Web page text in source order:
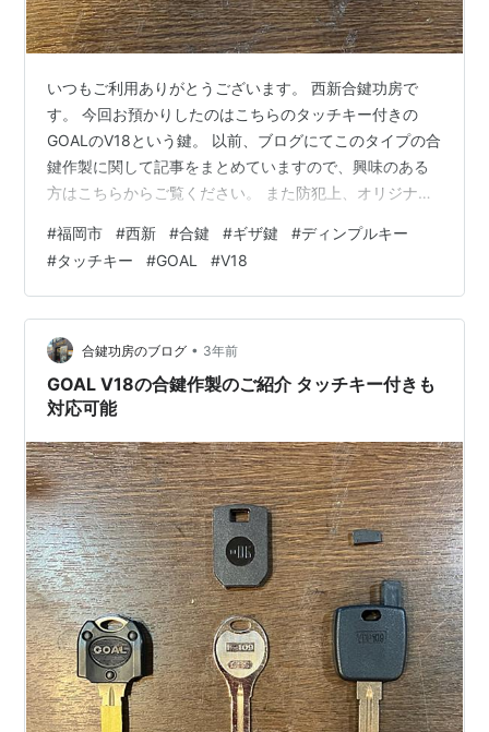
いつもご利用ありがとうございます。 西新合鍵功房で
す。 今回お預かりしたのはこちらのタッチキー付きの
GOALのV18という鍵。 以前、ブログにてこのタイプの合
鍵作製に関して記事をまとめていますので、興味のある
方はこちらからご覧ください。 また防犯上、オリジナル
今回は一体型のタイプでタッチキーの複製含め合鍵も作
製しています。 こちらの鍵は当店では作製頻度がたか
く、在庫も常に置いています。 合鍵ご希望の方は是非当
店にご相談下さい。 皆様のご来店お待ちしております。
西新合鍵功房 福岡市早良区西新4-9-3 営業時間:10時〜
20時 電話番号:09…
#福岡市 #西新 #合鍵 #ギザ鍵 #ディンプルキー
#タッチキー #GOAL #V18
合鍵功房のブログ • 3年前
GOAL V18の合鍵作製のご紹介 タッチキー付きも
対応可能